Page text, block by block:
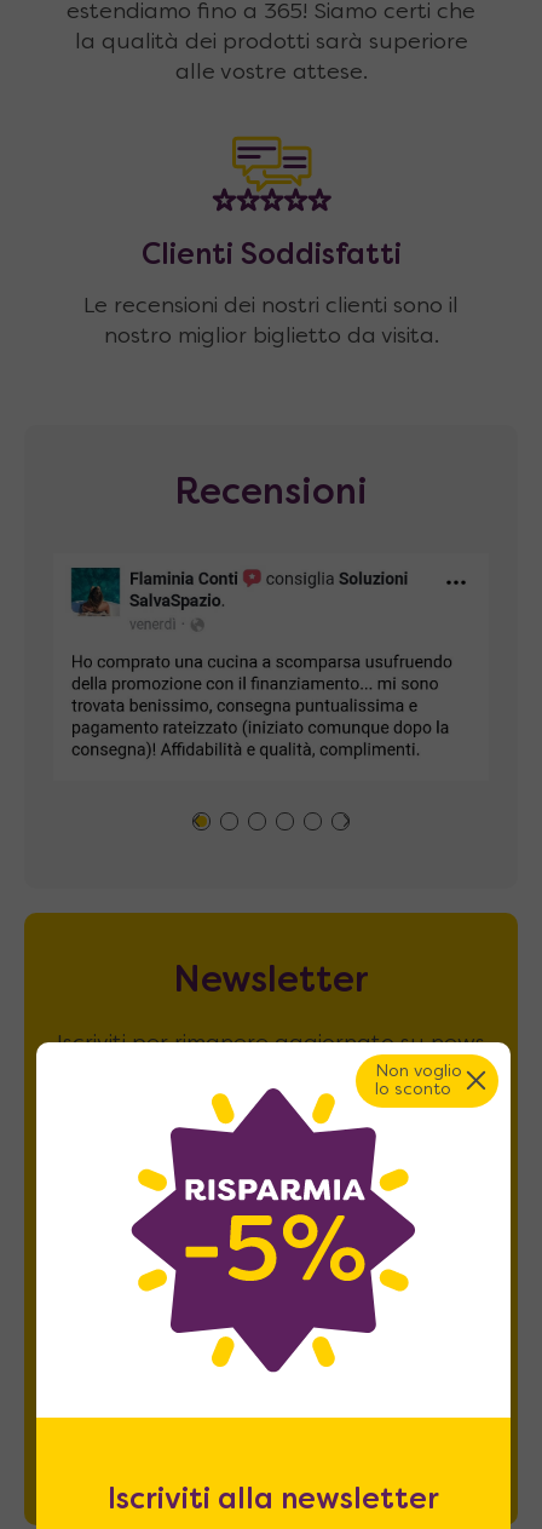
estendiamo fino a 365! Siamo certi che
la qualità dei prodotti sarà superiore
alle vostre attese.
Clienti Soddisfatti
Le recensioni dei nostri clienti sono il
nostro miglior biglietto da visita.
Recensioni
Newsletter
Iscriviti per rimanere aggiornato su news
5% di sconto.
Esprimo il mio consenso al trattamento dati
relativamente alpunto 2 A e B
dell'informativa
Non voglio
lo sconto
Iscriviti alla newsletter